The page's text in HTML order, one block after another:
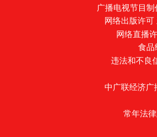
广播电视节目
网络出版许可
网络直播
食品
违法和不良
中广联经济广
常年法